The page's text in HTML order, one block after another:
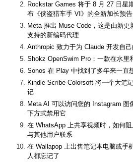
Rockstar Games 将于 8 月 27 日星
布《侠盗猎车手 VI》的全新加长预
Meta 推出 Muse Code，这是由新
支持的新编码代理
Anthropic 致力于为 Claude 开发自
Shokz OpenSwim Pro：一款在水里
Sonos 在 Play 中找到了多年来一直
Kindle Scribe Colorsoft 将一个大笔
记
Meta AI 可以访问您的 Instagram 图
下方式禁用它
在 WhatsApp 上共享视频时，如何
与其他用户联系
在 Wallapop 上出售笔记本电脑或手
人都忘记了